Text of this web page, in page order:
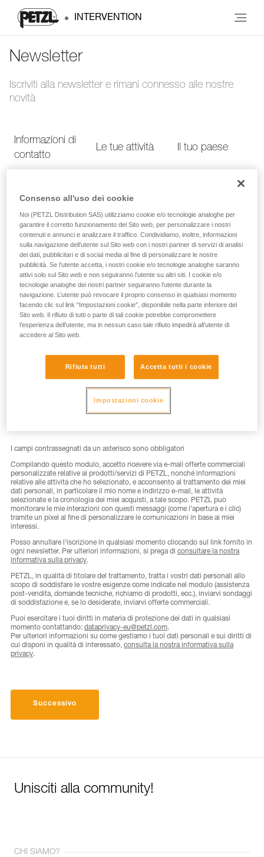
INTERVENTION
Newsletter
Iscriviti alla newsletter e rimani connesso alle nostre
novità
Informazioni di
contatto
Le tue attività Il tuo paese
Informazioni di contatto
Inserisci i tuoi dati per ricevere la newsletter Petzl
NOME *
COGNOME *
I campi contrassegnati da un asterisco sono obbligatori
Compilando questo modulo, accetto ricevere via e-mail offerte commerciali
personalizzate relative ai prodotti/servizi di PETZL, nonché informazioni
relative alle attività che ho selezionato, e acconsento al trattamento dei miei
dati personali, in particolare il mio nome e indirizzo e-mail, le attività
selezionate e la cronologia dei miei acquisti, a tale scopo. PETZL può
monitorare le mie interazioni con questi messaggi (come l’apertura e i clic)
tramite un pixel al fine di personalizzare le comunicazioni in base ai miei
interessi.
Posso annullare l’iscrizione in qualsiasi momento cliccando sul link fornito in
ogni newsletter. Per ulteriori informazioni, si prega di consultare la nostra
informativa sulla privacy.
PETZL, in qualità di titolare del trattamento, tratta i vostri dati personali allo
scopo di soddisfare le vostre esigenze come indicate nel modulo (assistenza
post-vendita, domande tecniche, richiamo di prodotti, ecc.), inviarvi sondaggi
di soddisfazione e, se lo desiderate, inviarvi offerte commerciali.
Puoi esercitare i tuoi diritti in materia di protezione dei dati in qualsiasi
momento contattando: dataprivacy-eu@petzl.com.
Per ulteriori informazioni su come gestiamo i tuoi dati personali e sui diritti di
cui disponi in qualità di interessato, consulta la nostra informativa sulla
privacy.
Successivo
Unisciti alla community!
CHI SIAMO?
Consenso all'uso dei cookie
Noi (PETZL Distribution SAS) utilizziamo cookie e/o tecnologie analoghe per
garantire il corretto funzionamento del Sito web, per personalizzare i nostri
contenuti e annunci e analizzare il traffico. Condividiamo, inoltre, informazioni
sulla navigazione dell’utente sul Sito web con i nostri partner di servizi di analisi
dei dati, pubblicitari e di social media al fine di personalizzare le nostre
pubblicità. Se l’utente accetta, i nostri cookie e/o tecnologie analoghe saranno
attivi solo sul Sito web e non seguiranno l’utente su altri siti. I cookie e/o
tecnologie analoghe dei nostri partner seguiranno l’utente durante la
navigazione. L’utente può revocare il proprio consenso in qualsiasi momento
facendo clic sul link “Impostazioni cookie”, disponibile nella parte inferiore del
Sito web. Il rifiuto di tutti o parte di tali cookie potrebbe compromettere
l’esperienza dell’utente, ma in nessun caso tale rifiuto impedirà all’utente di
accedere al Sito web.
Rifiuta tutti Accetta tutti i cookie
Impostazioni cookie